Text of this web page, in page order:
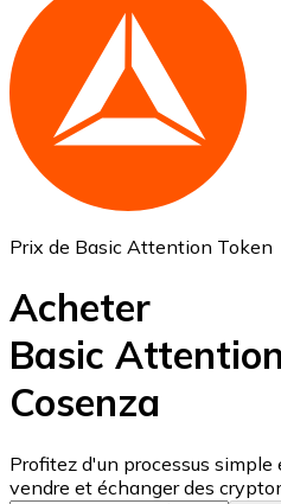
Ethereum
ETH
USD Coin
USDC
Prix de Basic Attention Token
Acheter
Basic
Cosenza
Profitez d'un processus simple
vendre et échanger des